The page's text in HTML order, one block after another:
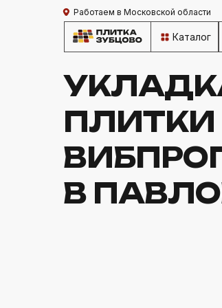
Работаем в Московской области
Каталог
ПЛИТКИ
В